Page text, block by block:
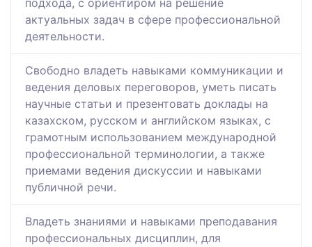
подхода, с ориентиром на решение
актуальных задач в сфере профессиональной
деятельности.
Свободно владеть навыками коммуникации и
ведения деловых переговоров, уметь писать
научные статьи и презентовать доклады на
казахском, русском и английском языках, с
грамотным использованием международной
профессиональной терминологии, а также
приемами ведения дискуссии и навыками
публичной речи.
Владеть знаниями и навыками преподавания
профессиональных дисциплин, для